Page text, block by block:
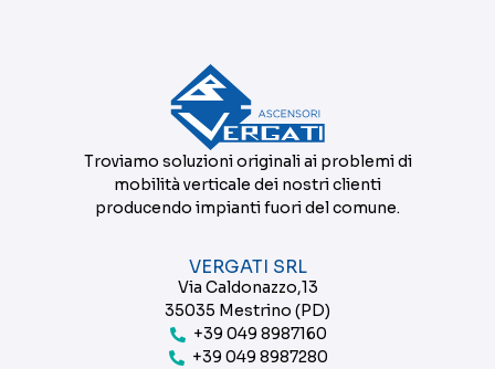
Troviamo soluzioni originali ai problemi di
mobilità verticale dei nostri clienti
producendo impianti fuori del comune.
VERGATI SRL
Via Caldonazzo,13
35035 Mestrino (PD)
+39 049 8987160
+39 049 8987280